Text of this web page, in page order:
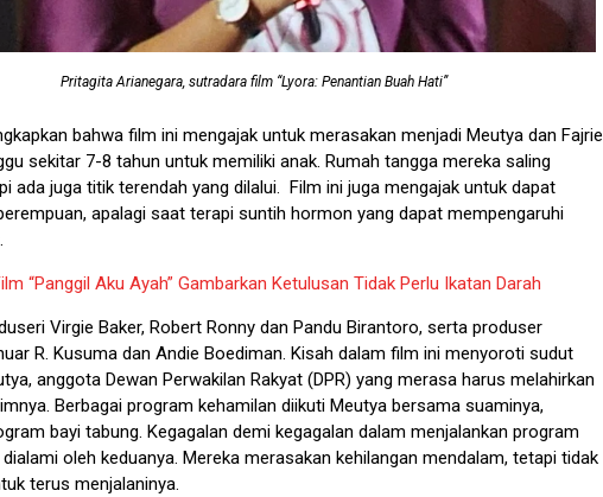
Pritagita Arianegara, sutradara film “Lyora: Penantian Buah Hati”
bahwa film ini mengajak untuk merasakan menjadi Meutya dan Fajrie
sekitar 7-8 tahun untuk memiliki anak. Rumah tangga mereka saling
ada juga titik terendah yang dilalui. Film ini juga mengajak untuk dapat
apalagi saat terapi suntih hormon yang dapat mempengaruhi
“Panggil Aku Ayah” Gambarkan Ketulusan Tidak Perlu Ikatan Darah
Virgie Baker, Robert Ronny dan Pandu Birantoro, serta produser
R. Kusuma dan Andie Boediman. Kisah dalam film ini menyoroti sudut
anggota Dewan Perwakilan Rakyat (DPR) yang merasa harus melahirkan
Berbagai program kehamilan diikuti Meutya bersama suaminya,
bayi tabung. Kegagalan demi kegagalan dalam menjalankan program
oleh keduanya. Mereka merasakan kehilangan mendalam, tetapi tidak
terus menjalaninya.